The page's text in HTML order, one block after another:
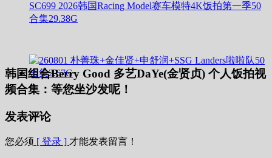
SC699 2026韩国Racing Model赛车模特4K饭拍第一季50
合集29.38G
韩国组合Berry Good 多艺DaYe(金贤贞) 个人饭拍视
频合集：等您坐沙发呢！
发表评论
您必须 [ 登录 ] 才能发表留言！